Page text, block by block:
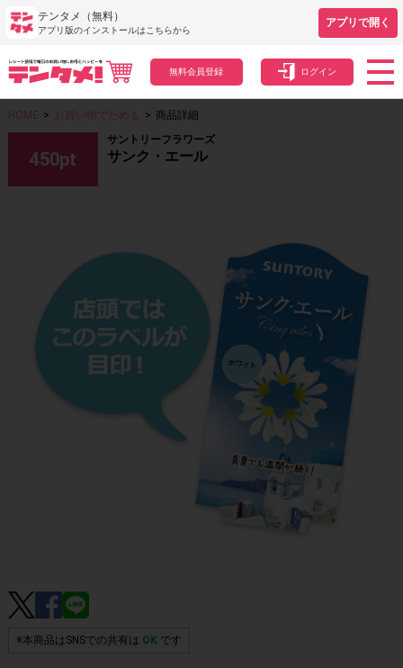
テンタメ（無料）
アプリ版のインストールはこちらから
アプリで開く
無料会員登録 ログイン
HOME > お買い物でためる > 商品詳細
450pt
サントリーフラワーズ
サンク・エール
※本商品はSNSでの共有は OKです